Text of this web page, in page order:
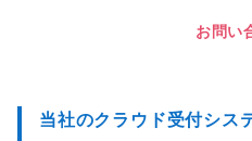
お 問 い
当社のクラウド受付シス